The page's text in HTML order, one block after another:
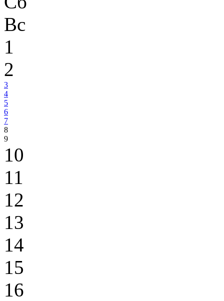
Вс
1
2
3
4
5
6
7
8
9
10
11
12
13
14
15
16